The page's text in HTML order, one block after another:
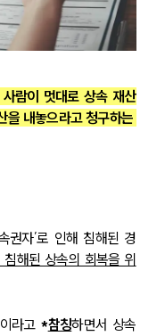
람이 멋대로 상속 재산
을 내놓으라고 청구하는
권자’로 인해 침해된 경
침해된 상속의 회복을 위
라고 *참칭하면서 상속